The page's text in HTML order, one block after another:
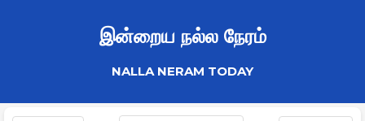
இன்றைய நல்ல நேரம்
NALLA NERAM TODAY